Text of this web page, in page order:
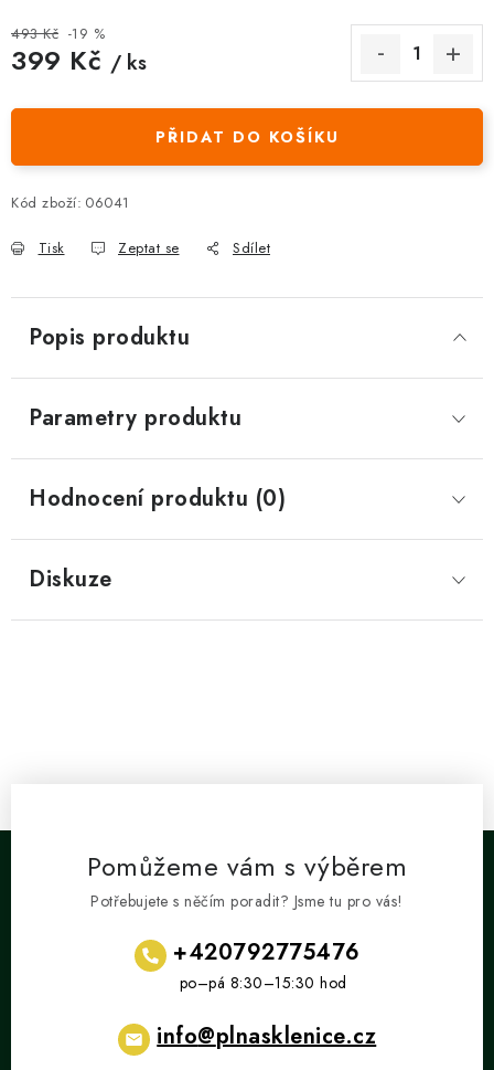
493 Kč -19 %
399 Kč / ks
PŘIDAT DO KOŠÍKU
Kód zboží: 06041
Tisk Zeptat se Sdílet
Popis produktu
Parametry produktu
Hodnocení produktu (0)
Diskuze
Pomůžeme vám s výběrem
Potřebujete s něčím poradit? Jsme tu pro vás!
info@plnasklenice.cz
+420792775476